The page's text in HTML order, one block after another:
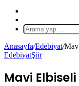
Makale
Anasayfa/Edebiyat/
EdebiyatŞiir
Mavi Elbiseli